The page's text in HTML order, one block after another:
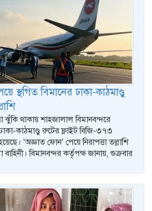
স্থগিত বিমানের ঢাকা-কাঠমাণ্ডু
ঝুঁকি থাকায় শাহজালাল বিমানবন্দরে
কাঠমাণ্ডু রুটের ফ্লাইট বিজি-৩৭৩
‘অজ্ঞাত ফোন’ পেয়ে নিরাপত্তা তল্লাশি
বিমানবন্দর কর্তৃপক্ষ জানায়, শুক্রবার